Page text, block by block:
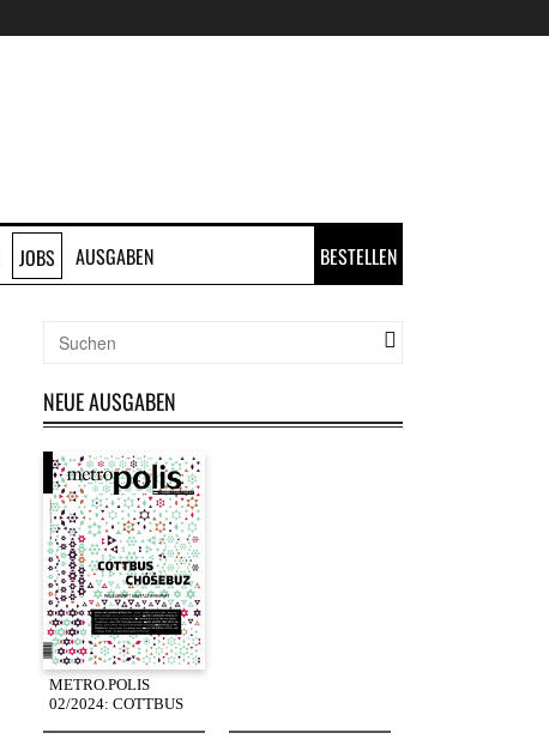
JOBS AUSGABEN BESTELLEN
NEUE AUSGABEN
METRO.POLIS
02/2024: COTTBUS